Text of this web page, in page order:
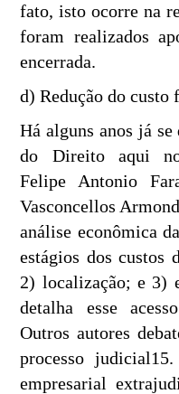
fato, isto ocorre na
foram realizados
encerrada.
d) Redução do custo
Há alguns anos já
do Direito aqui no
Felipe Antonio
Vasconcellos
análise econômica
estágios dos custos
2) localização; e 3)
detalha esse
Outros autores
processo
empresarial